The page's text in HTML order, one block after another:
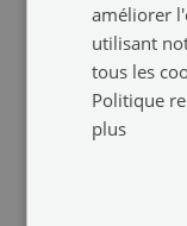
Image sur verre
améliorer
utilisant
tous les
Politique
plus